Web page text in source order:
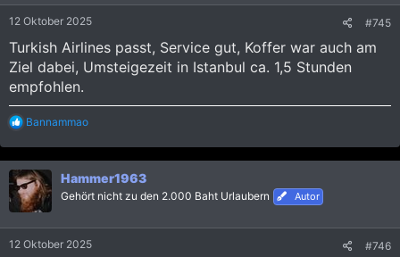
n
12 Oktober 2025 #745
Turkish Airlines passt, Service gut, Koffer war auch am
Ziel dabei, Umsteigezeit in Istanbul ca. 1,5 Stunden
empfohlen.
R
a
k
t
i
o
n
Bannammao
Hammer1963
Gehört nicht zu den 2.000 Baht Urlaubern Autor
12 Oktober 2025 #746